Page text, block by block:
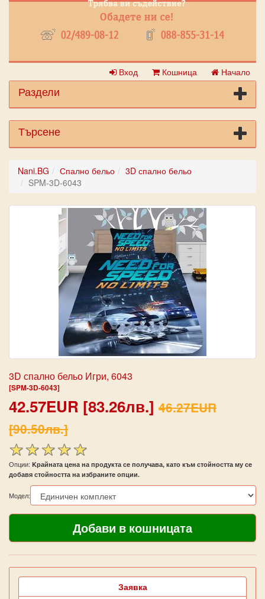
Вход Кошница Начало
Раздели
Търсене
Nani.BG Спално бельо
3D спално бельо
SPM-3D-6043
3D спално бельо Игри, 6043
[SPM-3D-6043]
42.57EUR [83.26лв.] 46.27EUR
[90.50лв.]
Опции: Kрайната цена на продукта се получава, като към стойността му се
добавя стойността на избраните опции.
Модел:
Заявка